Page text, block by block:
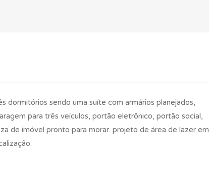
dormitórios sendo uma suíte com armários planejados,
para três veículos, portão eletrônico, portão social,
de imóvel pronto para morar. projeto de área de lazer em